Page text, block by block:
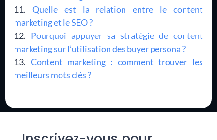
Quelle est la relation entre le content
marketing et le SEO ?
Pourquoi appuyer sa stratégie de content
marketing sur l’utilisation des buyer persona ?
Content marketing : comment trouver les
meilleurs mots clés ?